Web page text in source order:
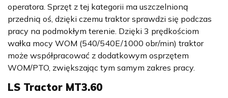
operatora. Sprzęt z tej kategorii ma uszczelnioną
przednią oś, dzięki czemu traktor sprawdzi się podczas
pracy na podmokłym terenie. Dzięki 3 prędkościom
wałka mocy WOM (540/540E/1000 obr/min) traktor
może współpracować z dodatkowym osprzętem
WOM/PTO, zwiększając tym samym zakres pracy.
LS Tractor MT3.60